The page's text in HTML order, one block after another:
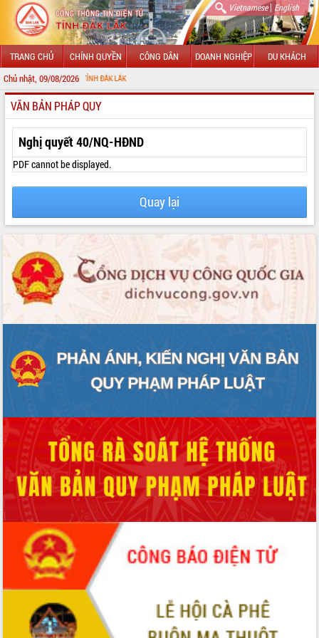
Vietnamese| English
TRANG CHỦ CHÍNH QUYỀN CÔNG DÂN DOANH NGHIỆP DU KHÁCH
Chủ nhật, 09/08/2026
TIN ĐIỆN TỬ TỈNH ĐẮK LẮK
GIỚI THIỆU
LÃNH ĐẠO UBND TỈNH
TIN TỨC SỰ KIỆN
UBND CÁC XÃ, PHƯỜNG
THÔNG TIN CHỈ ĐẠO ĐIỀU HÀNH
HỆ THỐNG VĂN BẢN
VĂN BẢN HĐND TỈNH
QUY HOẠCH - KẾ HOẠCH
VĂN BẢN PHÁP QUY
Nghị quyết 40/NQ-HĐND
PDF cannot be displayed.
Quay lại